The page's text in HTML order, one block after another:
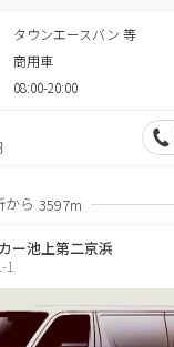
タウンエースバン 等
商用車
08:00-20:00
から 3597m
ー池上第二京浜
1